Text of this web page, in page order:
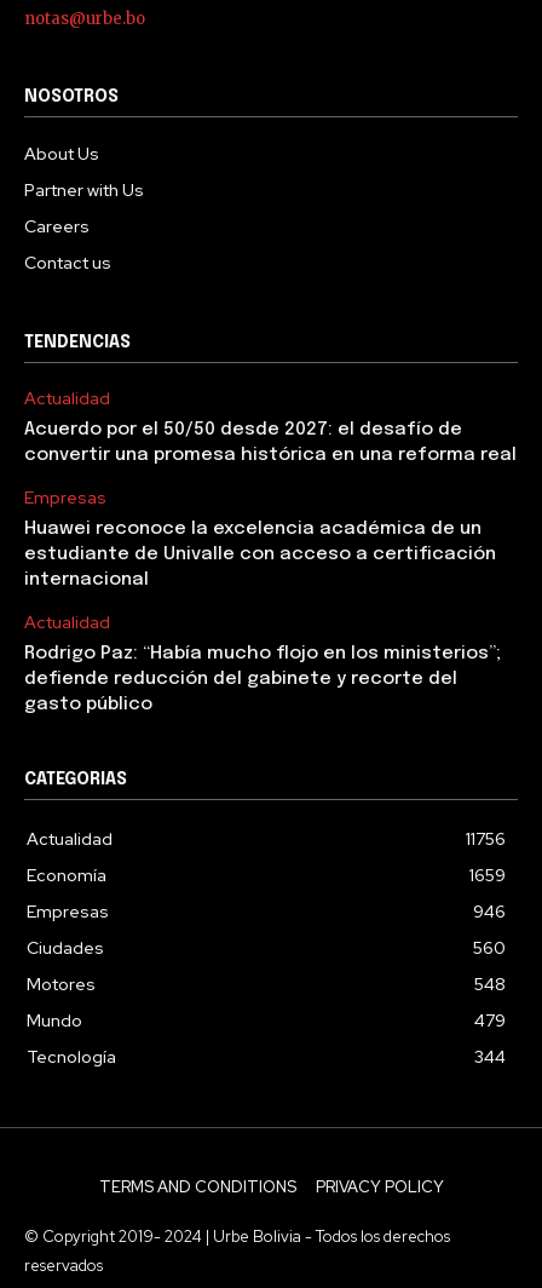
notas@urbe.bo
NOSOTROS
About Us
Partner with Us
Careers
Contact us
TENDENCIAS
Actualidad
Acuerdo por el 50/50 desde 2027: el desafío de
convertir una promesa histórica en una reforma real
Empresas
Huawei reconoce la excelencia académica de un
estudiante de Univalle con acceso a certificación
internacional
Actualidad
Rodrigo Paz: “Había mucho flojo en los ministerios”;
defiende reducción del gabinete y recorte del
gasto público
CATEGORIAS
Actualidad
11756
Economía
1659
Empresas
946
Ciudades
560
Motores
548
Mundo
479
Tecnología
344
TERMS AND CONDITIONS PRIVACY POLICY
© Copyright 2019- 2024 | Urbe Bolivia - Todos los derechos
reservados